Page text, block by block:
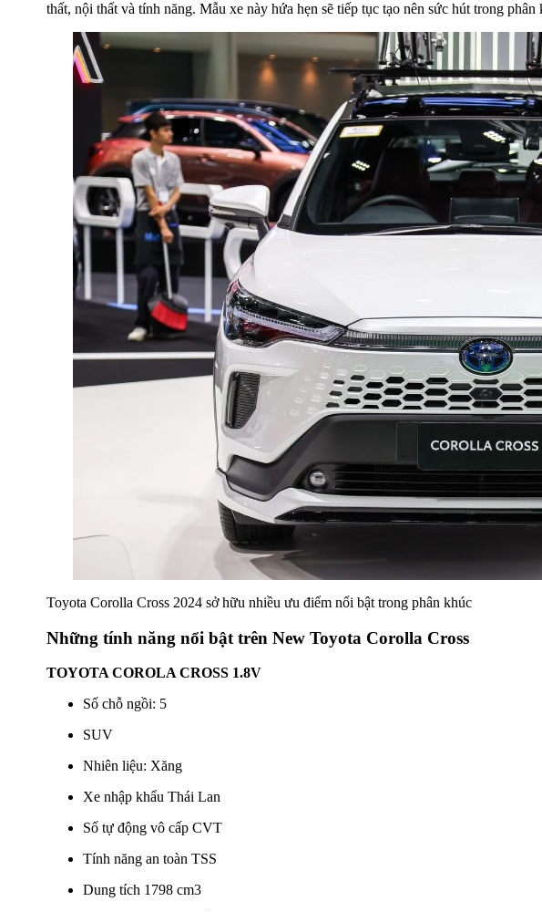
thất, nội thất và tính năng. Mẫu xe này hứa hẹn sẽ tiếp tục tạo nên sức hút trong
Toyota Corolla Cross 2024 sở hữu nhiều ưu điểm nổi bật trong phân khúc
Những tính năng nổi bật trên New Toyota Corolla Cross
TOYOTA COROLA CROSS 1.8V
Số chỗ ngồi: 5
SUV
Nhiên liệu: Xăng
Xe nhập khẩu Thái Lan
Số tự động vô cấp CVT
​Tính năng an toàn TSS
Dung tích 1798 cm3